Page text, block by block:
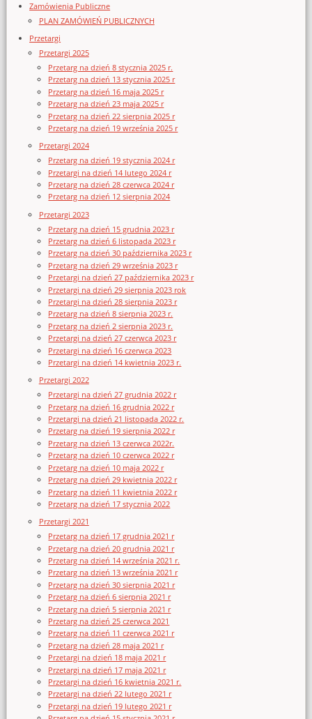
Zamówienia Publiczne
PLAN ZAMÓWIEŃ PUBLICZNYCH
Przetargi
Przetargi 2025
Przetarg na dzień 8 stycznia 2025 r.
Przetarg na dzień 13 stycznia 2025 r
Przetarg na dzień 16 maja 2025 r
Przetarg na dzień 23 maja 2025 r
Przetarg na dzień 22 sierpnia 2025 r
Przetarg na dzień 19 września 2025 r
Przetargi 2024
Przetarg na dzień 19 stycznia 2024 r
Przetargi na dzień 14 lutego 2024 r
Przetarg na dzień 28 czerwca 2024 r
Przetarg na dzień 12 sierpnia 2024
Przetargi 2023
Przetarg na dzień 15 grudnia 2023 r
Przetarg na dzień 6 listopada 2023 r
Przetarg na dzień 30 października 2023 r
Przetarg na dzień 29 września 2023 r
Przetargi na dzień 27 października 2023 r
Przetargi na dzień 29 sierpnia 2023 rok
Przetargi na dzień 28 sierpnia 2023 r
Przetarg na dzień 8 sierpnia 2023 r.
Przetarg na dzień 2 sierpnia 2023 r.
Przetargi na dzień 27 czerwca 2023 r
Przetargi na dzień 16 czerwca 2023
Przetargi na dzień 14 kwietnia 2023 r.
Przetargi 2022
Przetargi na dzień 27 grudnia 2022 r
Przetarg na dzień 16 grudnia 2022 r
Przetargi na dzień 21 listopada 2022 r.
Przetarg na dzień 19 sierpnia 2022 r
Przetarg na dzień 13 czerwca 2022r.
Przetarg na dzień 10 czerwca 2022 r
Przetarg na dzień 10 maja 2022 r
Przetarg na dzień 29 kwietnia 2022 r
Przetarg na dzień 11 kwietnia 2022 r
Przetarg na dzień 17 stycznia 2022
Przetargi 2021
Przetarg na dzień 17 grudnia 2021 r
Przetarg na dzień 20 grudnia 2021 r
Przetarg na dzień 14 września 2021 r.
Przetarg na dzień 13 września 2021 r
Przetarg na dzień 30 sierpnia 2021 r
Przetarg na dzień 6 sierpnia 2021 r
Przetarg na dzień 5 sierpnia 2021 r
Przetarg na dzień 25 czerwca 2021
Przetarg na dzień 11 czerwca 2021 r
Przetarg na dzień 28 maja 2021 r
Przetargi na dzień 18 maja 2021 r
Przetargi na dzień 17 maja 2021 r
Przetargi na dzień 16 kwietnia 2021 r.
Przetargi na dzień 22 lutego 2021 r
Przetargi na dzień 19 lutego 2021 r